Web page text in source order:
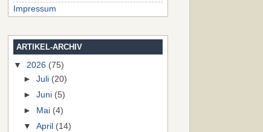
Impressum
ARTIKEL-ARCHIV
▼ 2026 (75)
►Juli (20)
►Juni (5)
►
Mai (4)
▼April (14)